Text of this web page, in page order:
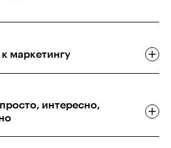
маркетингу
интересно,